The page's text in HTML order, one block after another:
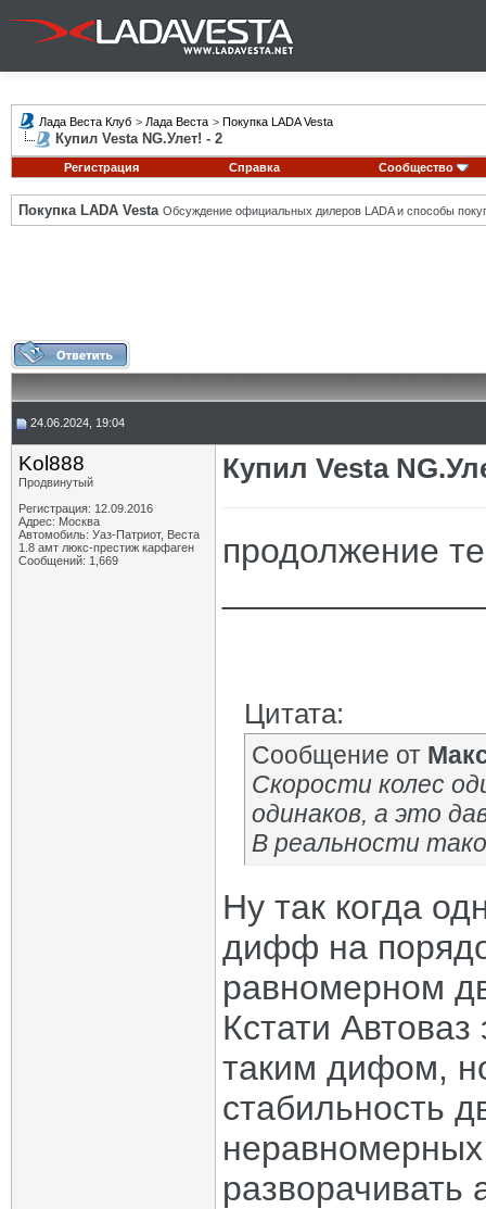
Лада Веста Клуб > Лада Веста > Покупка LADA Vesta
Купил Vesta NG.Улет! - 2
Регистрация Справка Сообщество
Покупка LADA Vesta Обсуждение официальных дилеров LADA и способы
24.06.2024, 19:04
Kol888
Продвинутый
Регистрация: 12.09.2016
Адрес: Москва
Автомобиль: Уаз-Патриот, Веста
1.8 амт люкс-престиж карфаген
Сообщений: 1,669
Купил Vesta
продолжение
Цитата:
Сообщение от
Скорости колес
одинаков, а это
В реальности
Ну так когда
дифф на
равномерном
Кстати
таким дифом,
стабильность
разворачивать